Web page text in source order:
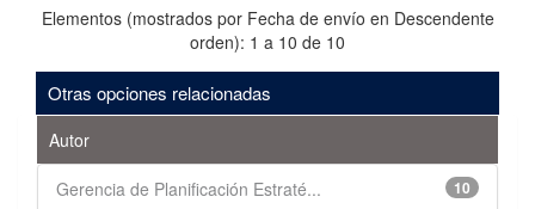
Elementos (mostrados por Fecha de envío en Descendente
orden): 1 a 10 de 10
Otras opciones relacionadas
Autor
10
Gerencia de Planificación Estraté...